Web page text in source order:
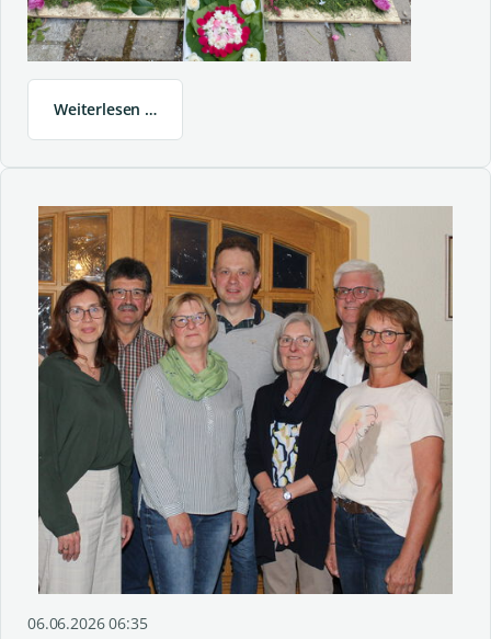
Weiterlesen …
06.06.2026 06:35